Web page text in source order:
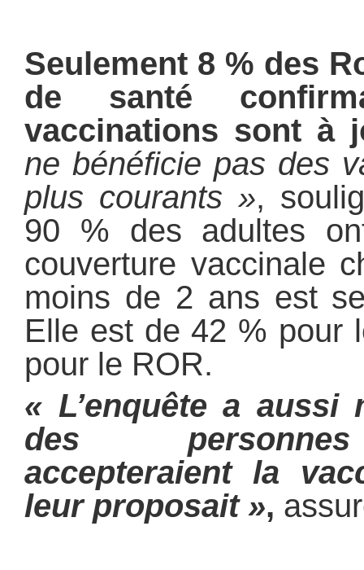
Seulement 8 % des
de santé
vaccinations sont à
ne bénéficie pas des
plus courants »,
90 % des adultes
couverture vaccinale
moins de 2 ans est
Elle est de 42 % pour
pour le ROR.
« L’enquête a aussi
des
accepteraient la
leur proposait »,